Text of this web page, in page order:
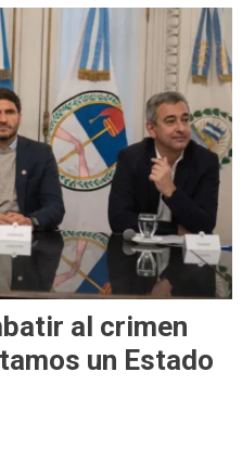
al crimen
un Estado